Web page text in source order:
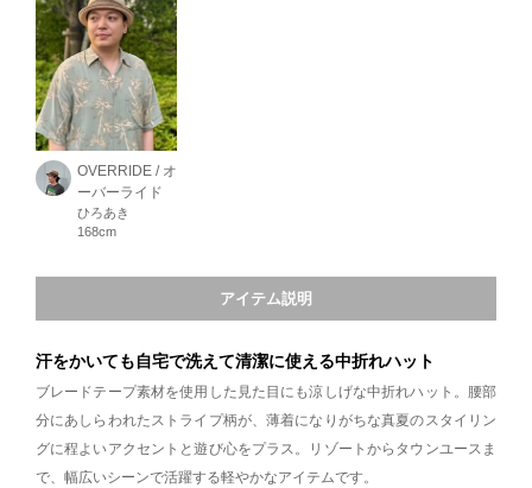
OVERRIDE / オ
ーバーライド
ひろあき
168cm
アイテム説明
汗をかいても自宅で洗えて清潔に使える中折れハット
ブレードテープ素材を使用した見た目にも涼しげな中折れハット。腰部
分にあしらわれたストライプ柄が、薄着になりがちな真夏のスタイリン
グに程よいアクセントと遊び心をプラス。リゾートからタウンユースま
で、幅広いシーンで活躍する軽やかなアイテムです。